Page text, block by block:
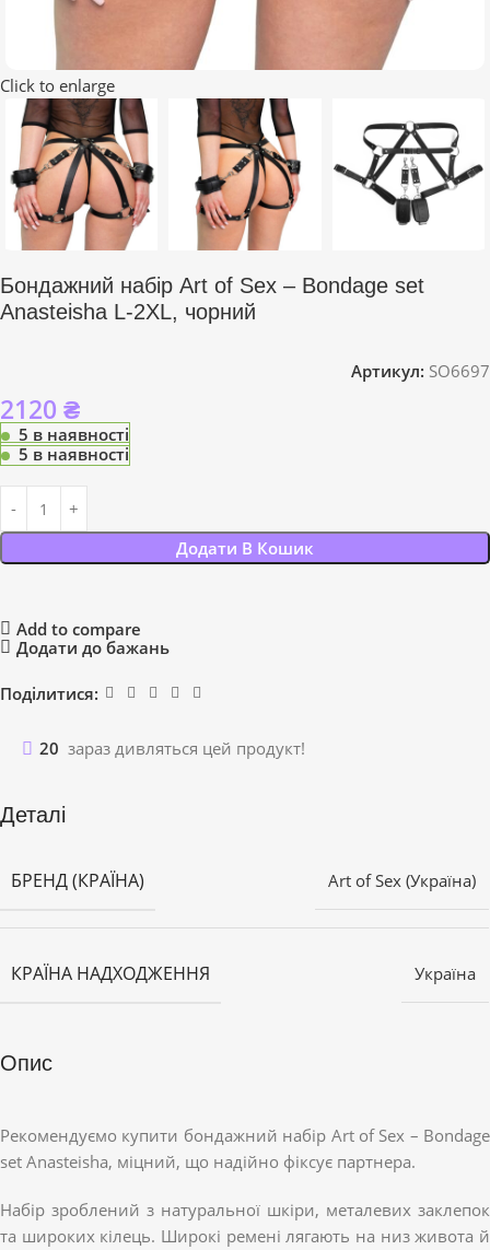
Click to enlarge
Бондажний набір Art of Sex – Bondage set
Anasteisha L-2XL, чорний
Артикул: SO6697
2120 ₴
5 в наявності
5 в наявності
Додати В Кошик
Add to compare
Додати до бажань
Поділитися:
20 зараз дивляться цей продукт!
Деталі
БРЕНД (КРАЇНА) Art of Sex (Україна)
КРАЇНА НАДХОДЖЕННЯ Україна
Опис
Рекомендуємо купити бондажний набір Art of Sex – Bondage
set Anasteisha, міцний, що надійно фіксує партнера.
Набір зроблений з натуральної шкіри, металевих заклепок
та широких кілець. Широкі ремені лягають на низ живота й